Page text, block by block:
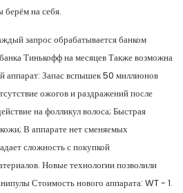
берём на себя.
запрос обрабатывается банком
Тинькофф на месяцев Также возможна
аппарат: Запас вспышек 50 миллионов
ожогов и раздражений после
на фолликул волоса; Быстрая
В аппарате нет сменяемых
сложность с покупкой
Новые технологии позволили
Стоимость нового аппарата: WT - 1.